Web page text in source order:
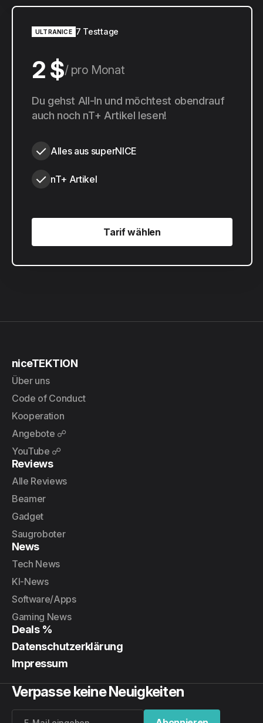
ULTRANICE 7 Testtage
2 $ pro Monat
20 $ pro Jahr
Du gehst All-In und möchtest obendrauf
auch noch nT+ Artikel lesen!
Alles aus superNICE
nT+ Artikel
Tarif wählen
Tarif wählen
niceTEKTION
Über uns
Code of Conduct
Kooperation
Angebote ☍
YouTube ☍
Reviews
Alle Reviews
Beamer
Gadget
Saugroboter
News
Tech News
KI-News
Software/Apps
Gaming News
Deals %
Datenschutzerklärung
Impressum
Verpasse keine Neuigkeiten